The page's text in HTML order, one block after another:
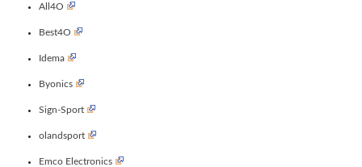
All4O
Best4O
Idema
Byonics
Sign-Sport
olandsport
Emco Electronics